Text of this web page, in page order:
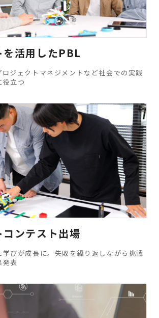
を活用したPBL
ジェクトマネジメントなど社会での実践
役立つ
コンテスト出場
びが成長に。失敗を繰り返しながら挑戦
発表